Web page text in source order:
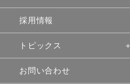
採用情報
トピックス
お問い合わせ